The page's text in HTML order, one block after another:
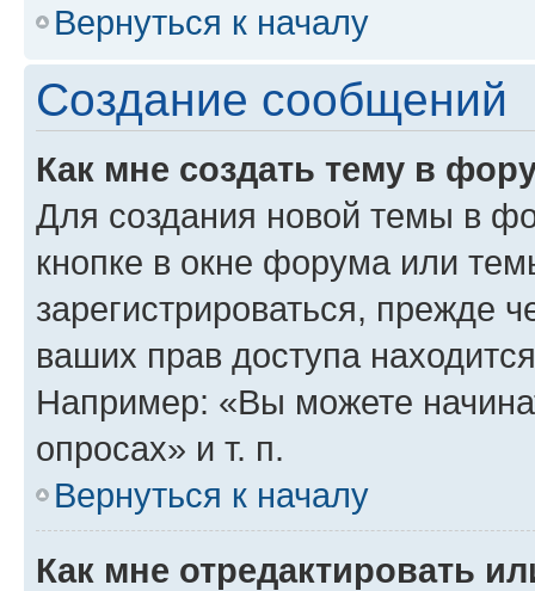
Вернуться к началу
Создание сообщений
Как мне создать тему в
Для создания новой темы в
кнопке в окне форума или
зарегистрироваться, прежде
ваших прав доступа
Например: «Вы можете
опросах» и т. п.
Вернуться к началу
Как мне отредактировать